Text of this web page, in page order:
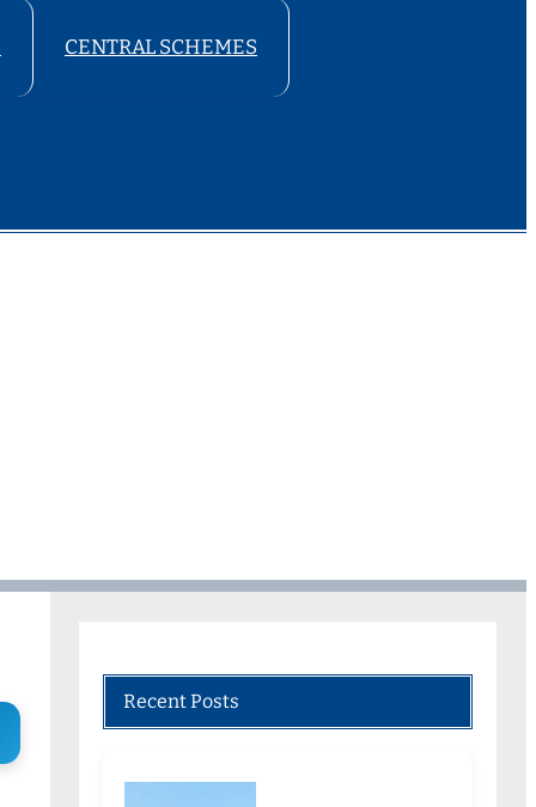
CENTRAL SCHEMES
Recent Posts